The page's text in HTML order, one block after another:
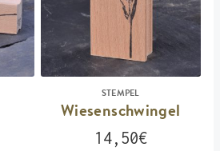
STEMPEL
Wiesenschwingel
14,50€